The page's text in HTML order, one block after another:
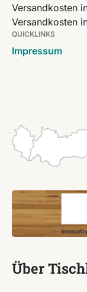
Versandkosten
Versandkosten
QUICKLINKS
Impressum
Über